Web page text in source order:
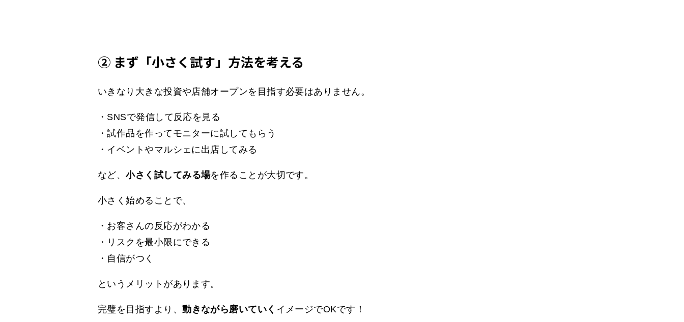
② まず「小さく試す」方法を考える
いきなり大きな投資や店舗オープンを目指す必要はありません。
・SNSで発信して反応を見る
・試作品を作ってモニターに試してもらう
・イベントやマルシェに出店してみる
など、小さく試してみる場を作ることが大切です。
小さく始めることで、
・お客さんの反応がわかる
・リスクを最小限にできる
・自信がつく
というメリットがあります。
完璧を目指すより、動きながら磨いていく イメージでOKです！